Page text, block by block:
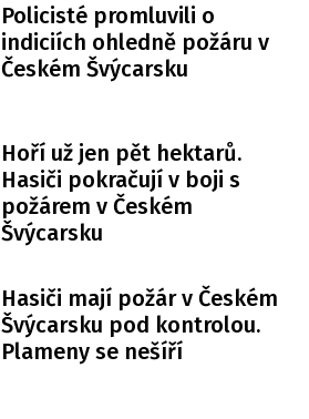
Policisté promluvili o
indiciích ohledně požáru v
Českém Švýcarsku
Hoří už jen pět hektarů.
Hasiči pokračují v boji s
požárem v Českém
Švýcarsku
Hasiči mají požár v Českém
Švýcarsku pod kontrolou.
Plameny se nešíří